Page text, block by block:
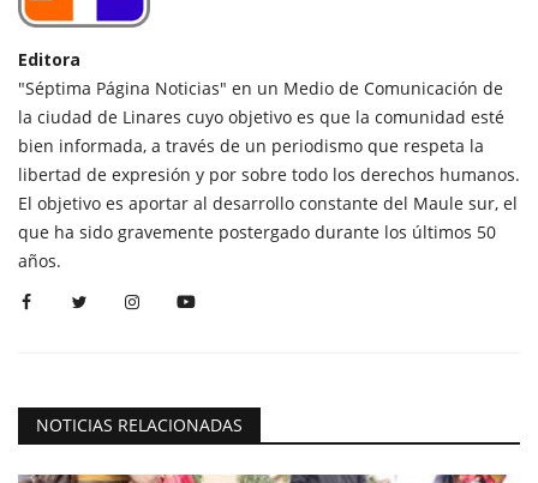
Editora
"Séptima Página Noticias" en un Medio de Comunicación de
la ciudad de Linares cuyo objetivo es que la comunidad esté
bien informada, a través de un periodismo que respeta la
libertad de expresión y por sobre todo los derechos humanos.
El objetivo es aportar al desarrollo constante del Maule sur, el
que ha sido gravemente postergado durante los últimos 50
años.
NOTICIAS RELACIONADAS